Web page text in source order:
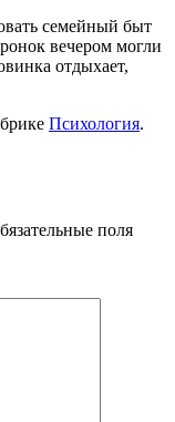
семейный быт
ве­чером могли
отдыхает,
Психология.
поля